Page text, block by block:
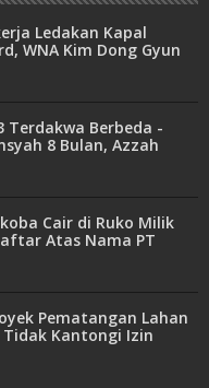
Ledakan Kapal
WNA Kim Dong Gyun
Bulan
Terdakwa Berbeda -
8 Bulan, Azzah
2 Tahun 6 Bulan
Cair di Ruko Milik
Atas Nama PT
Pematangan Lahan
Kantongi Izin